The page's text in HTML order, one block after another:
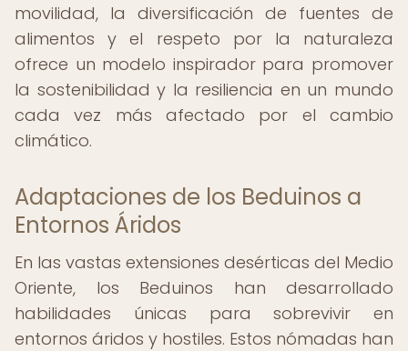
movilidad, la diversificación de fuentes de
alimentos y el respeto por la naturaleza
ofrece un modelo inspirador para promover
la sostenibilidad y la resiliencia en un mundo
cada vez más afectado por el cambio
climático.
Adaptaciones de los Beduinos a
Entornos Áridos
En las vastas extensiones desérticas del Medio
Oriente, los Beduinos han desarrollado
habilidades únicas para sobrevivir en
entornos áridos y hostiles. Estos nómadas han